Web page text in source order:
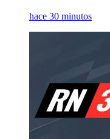
hace 30 minutos